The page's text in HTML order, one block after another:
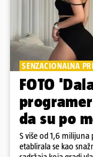
SENZACIONALNA
FOTO
da su po
S više od 1,6
etablirala se kao